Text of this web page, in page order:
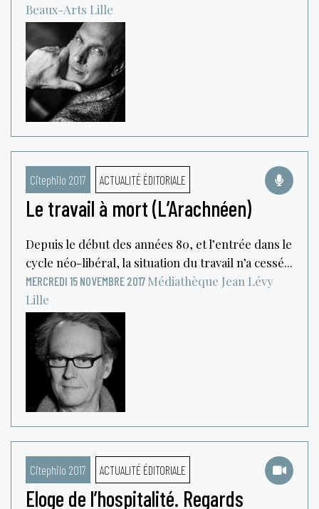
Beaux-Arts Lille
Citephilo 2017 ACTUALITÉ ÉDITORIALE
Le travail à mort (L’Arachnéen)
Depuis le début des années 80, et l’entrée dans le
cycle néo-libéral, la situation du travail n’a cessé...
MERCREDI 15 NOVEMBRE 2017 Médiathèque Jean Lévy
Lille
Citephilo 2017 ACTUALITÉ ÉDITORIALE
Eloge de l’hospitalité. Regards